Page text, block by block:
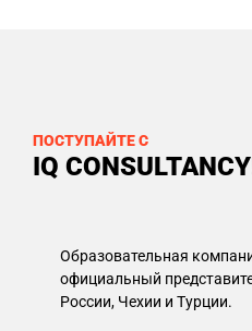
ПОСТУПАЙТЕ С
IQ
Образовательная
официальный
России, Чехии и Турции.